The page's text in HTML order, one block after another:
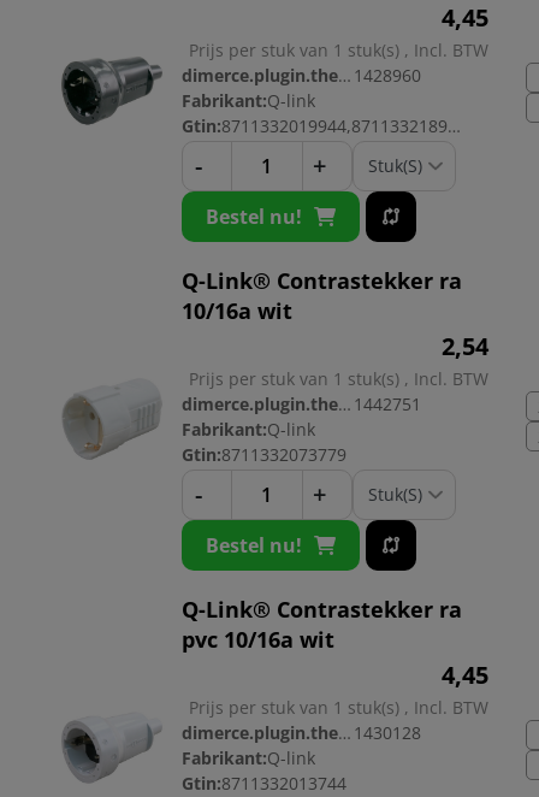
4,45
Prijs per stuk van 1 stuk(s) , Incl. BTW
dimerce.plugin.theme.productnr: 1428960
Fabrikant:Q-link
Gtin:
8711332019944,8711332189869
- +
Bestel nu!
Q-Link® Contrastekker ra
10/16a wit
2,54
Prijs per stuk van 1 stuk(s) , Incl. BTW
dimerce.plugin.theme.productnr: 1442751
Fabrikant:Q-link
Gtin:8711332073779
- +
Bestel nu!
Q-Link® Contrastekker ra
pvc 10/16a wit
4,45
Prijs per stuk van 1 stuk(s) , Incl. BTW
dimerce.plugin.theme.productnr: 1430128
Fabrikant:Q-link
Gtin:8711332013744